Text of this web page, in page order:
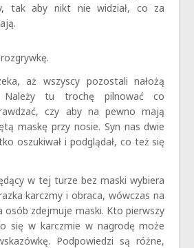
tak aby nikt nie widział, co za
aż wszyscy pozostali nałożą
tu trochę pilnować co
czy aby na pewno mają
maskę przy nosie. Syn nas dwie
oszukiwał i podglądał, co też się
w tej turze bez maski wybiera
karczmy i obraca, wówczas na
osób zdejmuje maski. Kto pierwszy
się w karczmie w nagrodę może
Podpowiedzi są różne,